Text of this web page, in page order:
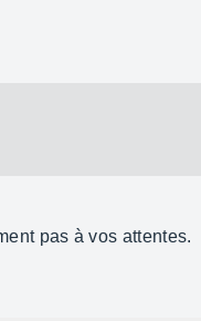
pas à vos attentes.